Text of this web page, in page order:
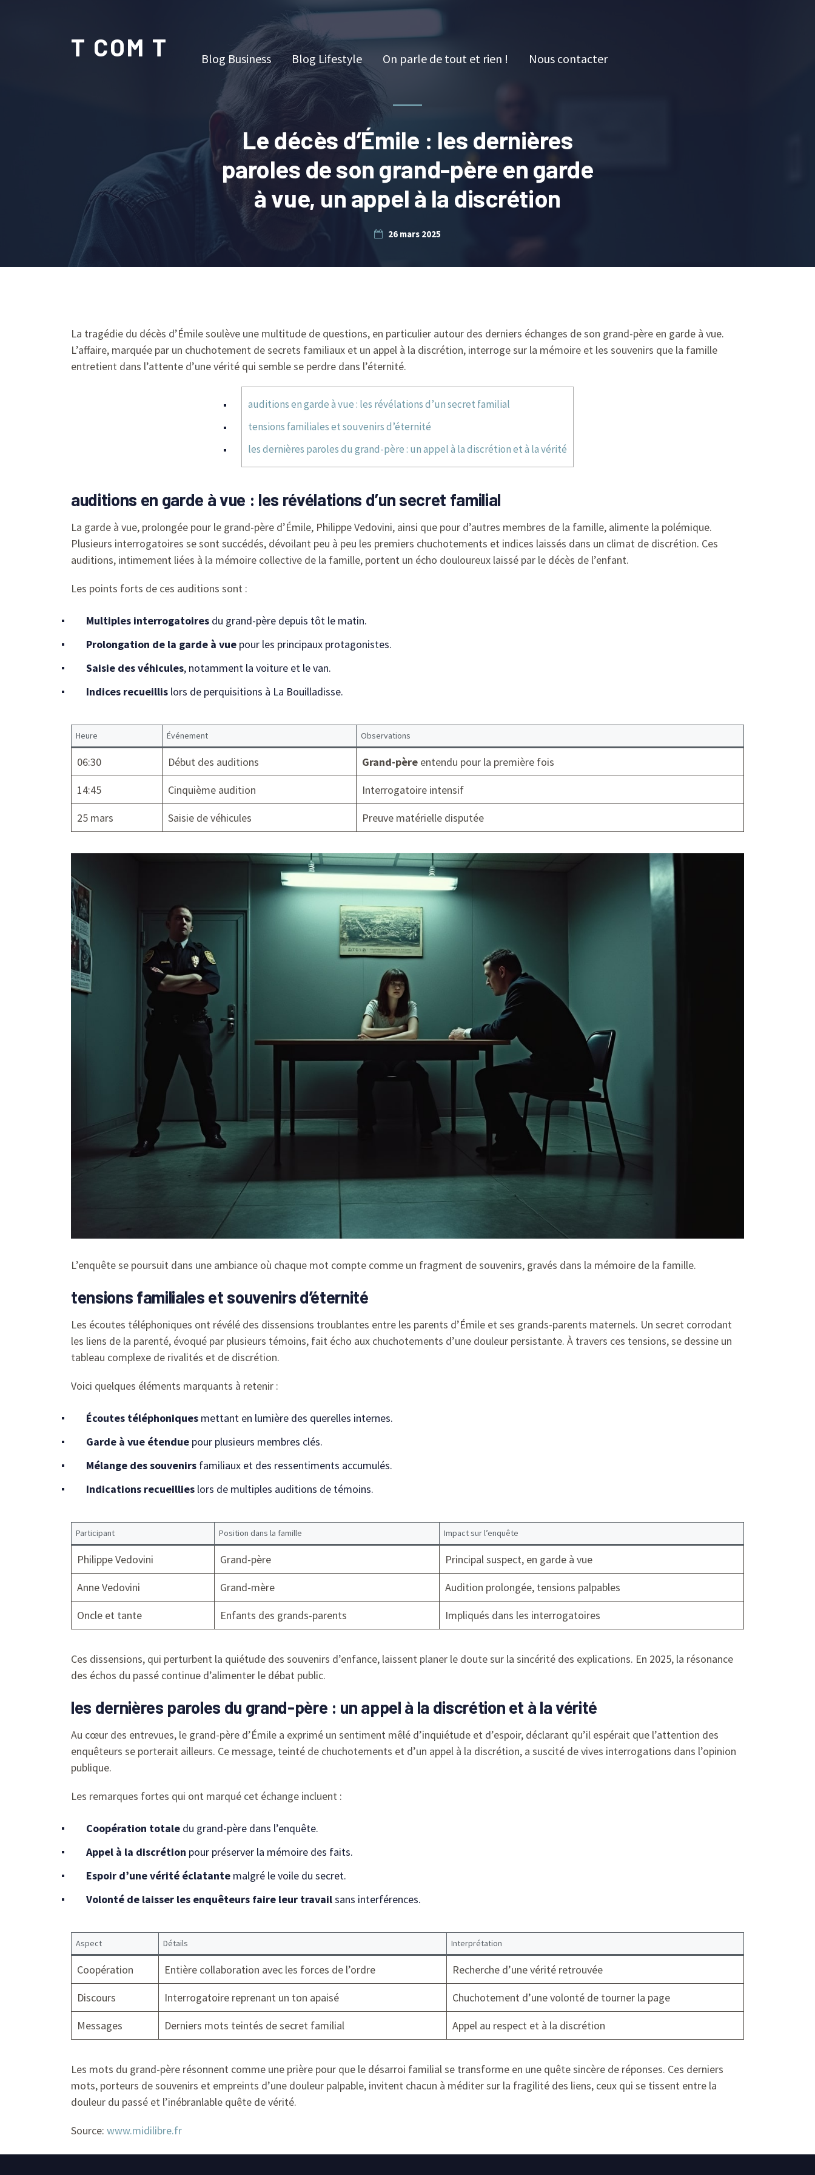
T COM T Blog Business Blog Lifestyle On parle de tout et rien ! Nous contacter
Le décès d’Émile : les dernières
paroles de son grand-père en garde
à vue, un appel à la discrétion
26 mars 2025
La tragédie du décès d’Émile soulève une multitude de questions, en particulier autour des derniers échanges de son grand-père en garde à vue.
L’affaire, marquée par un chuchotement de secrets familiaux et un appel à la discrétion, interroge sur la mémoire et les souvenirs que la famille
entretient dans l’attente d’une vérité qui semble se perdre dans l’éternité.
auditions en garde à vue : les révélations d’un secret familial
tensions familiales et souvenirs d’éternité
les dernières paroles du grand-père : un appel à la discrétion et à la vérité
auditions en garde à vue : les révélations d’un secret familial
La garde à vue, prolongée pour le grand-père d’Émile, Philippe Vedovini, ainsi que pour d’autres membres de la famille, alimente la polémique.
Plusieurs interrogatoires se sont succédés, dévoilant peu à peu les premiers chuchotements et indices laissés dans un climat de discrétion. Ces
auditions, intimement liées à la mémoire collective de la famille, portent un écho douloureux laissé par le décès de l’enfant.
Les points forts de ces auditions sont :
Multiples interrogatoires du grand-père depuis tôt le matin.
Prolongation de la garde à vue pour les principaux protagonistes.
Saisie des véhicules, notamment la voiture et le van.
Indices recueillis lors de perquisitions à La Bouilladisse.
Heure Événement Observations
06:30 Début des auditions Grand-père entendu pour la première fois
14:45
Cinquième audition
Interrogatoire intensif
25 mars
Saisie de véhicules Preuve matérielle disputée
L’enquête se poursuit dans une ambiance où chaque mot compte comme un fragment de souvenirs, gravés dans la mémoire de la famille.
tensions familiales et souvenirs d’éternité
Les écoutes téléphoniques ont révélé des dissensions troublantes entre les parents d’Émile et ses grands-parents maternels. Un secret corrodant
les liens de la parenté, évoqué par plusieurs témoins, fait écho aux chuchotements d’une douleur persistante. À travers ces tensions, se dessine un
tableau complexe de rivalités et de discrétion.
Voici quelques éléments marquants à retenir :
Écoutes téléphoniques mettant en lumière des querelles internes.
Garde à vue étendue pour plusieurs membres clés.
Mélange des souvenirs familiaux et des ressentiments accumulés.
Indications recueillies lors de multiples auditions de témoins.
Participant Position dans la famille Impact sur l’enquête
Philippe Vedovini Grand-père
Principal suspect, en garde à vue
Anne Vedovini
Grand-mère
Audition prolongée, tensions palpables
Oncle et tante
Enfants des grands-parents Impliqués dans les interrogatoires
Ces dissensions, qui perturbent la quiétude des souvenirs d’enfance, laissent planer le doute sur la sincérité des explications. En 2025, la résonance
des échos du passé continue d’alimenter le débat public.
les dernières paroles du grand-père : un appel à la discrétion et à la vérité
Au cœur des entrevues, le grand-père d’Émile a exprimé un sentiment mêlé d’inquiétude et d’espoir, déclarant qu’il espérait que l’attention des
enquêteurs se porterait ailleurs. Ce message, teinté de chuchotements et d’un appel à la discrétion, a suscité de vives interrogations dans l’opinion
publique.
Les remarques fortes qui ont marqué cet échange incluent :
Coopération totale du grand-père dans l’enquête.
Appel à la discrétion pour préserver la mémoire des faits.
Espoir d’une vérité éclatante malgré le voile du secret.
Volonté de laisser les enquêteurs faire leur travailsans interférences.
Aspect Détails Interprétation
Coopération Entière collaboration avec les forces de l’ordre
Recherche d’une vérité retrouvée
Discours
Interrogatoire reprenant un ton apaisé
Chuchotement d’une volonté de tourner la page
Messages
Derniers mots teintés de secret familial Appel au respect et à la discrétion
Les mots du grand-père résonnent comme une prière pour que le désarroi familial se transforme en une quête sincère de réponses. Ces derniers
mots, porteurs de souvenirs et empreints d’une douleur palpable, invitent chacun à méditer sur la fragilité des liens, ceux qui se tissent entre la
douleur du passé et l’inébranlable quête de vérité.
Source: www.midilibre.fr